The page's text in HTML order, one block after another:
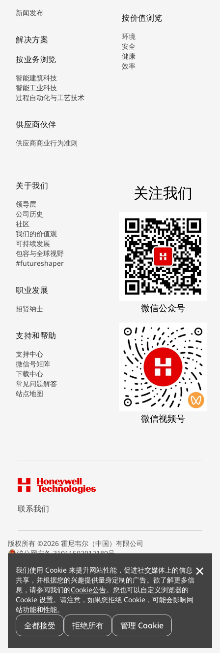
我们使用 Cookie 来提升网站性能，促进社交媒体上的信息
共享，并根据您的兴趣提供量身定制的广告。欲了解更多信
息，请参阅我们的Cookie公告。您也可以自定义浏览器的
Cookie 设置。请注意，如果您拒绝 Cookie，可能会影响网
站功能和性能。
全都接受 拒绝所有 管理 Cookie
×
新闻发布
解决方案
按业务浏览
智能建筑科技
智能工业科技
过程自动化与工艺技术
供应商伙伴
供应商商业行为准则
按价值浏览
环境
安全
健康
效率
关于我们
领导层
公司历史
社区
我们的价值观
可持续发展
包容与全球视野
#futureshaper
职业发展
招贤纳士
支持和帮助
支持中心
微信号矩阵
下载中心
常见问题解答
站点地图
关注我们
微信公众号
微信视频号
联系我们
版权所有 ©2026 霍尼韦尔（中国）有限公司
沪公网安备 31011502012180号
条款条约
隐私声明
您的隐私选项
霍尼韦尔科技Cookie通知
退订
漏洞报告